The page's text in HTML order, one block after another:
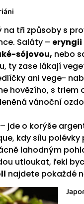
na tři způsoby s
Saláty – eryngii
sójovou, nebo
ty zase lákají
ani vege-
hovězího, s triem
vánoční
– jde o korýše
kdy sílu
lahodným
utloukat, řekl
najdete pokaždé